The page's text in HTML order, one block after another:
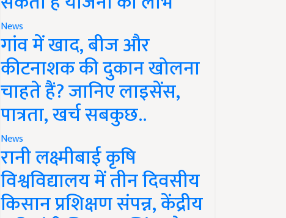
News
गांव में खाद, बीज और
कीटनाशक की दुकान खोलना
चाहते हैं? जानिए लाइसेंस,
पात्रता, खर्च सबकुछ..
News
रानी लक्ष्मीबाई कृषि
विश्वविद्यालय में तीन दिवसीय
किसान प्रशिक्षण संपन्न, केंद्रीय